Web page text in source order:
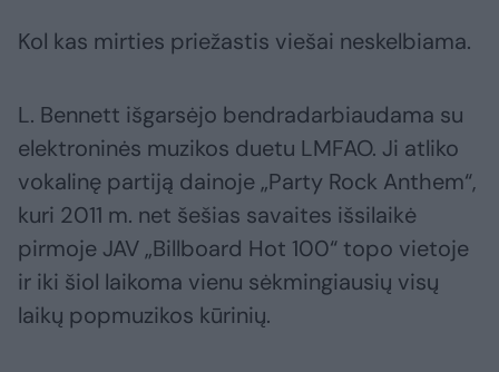
Kol kas mirties priežastis viešai neskelbiama.
L. Bennett išgarsėjo bendradarbiaudama su
elektroninės muzikos duetu LMFAO. Ji atliko
vokalinę partiją dainoje „Party Rock Anthem“,
kuri 2011 m. net šešias savaites išsilaikė
pirmoje JAV „Billboard Hot 100“ topo vietoje
ir iki šiol laikoma vienu sėkmingiausių visų
laikų popmuzikos kūrinių.